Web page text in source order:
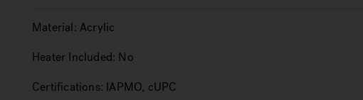
Material: Acrylic
Heater Included: No
Certifications: IAPMO, cUPC